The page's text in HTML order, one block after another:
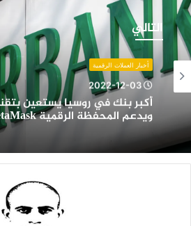
التالي
أكبر
بنك
في
روسيا
يستعين
بتقنية
البلوكشين
المحفظة
MetaMask
أخبار العملات الرقمية
2022-12-03
أكبر بنك في روسيا يستعين
ويدعم المحفظة الرقمية MetaMask